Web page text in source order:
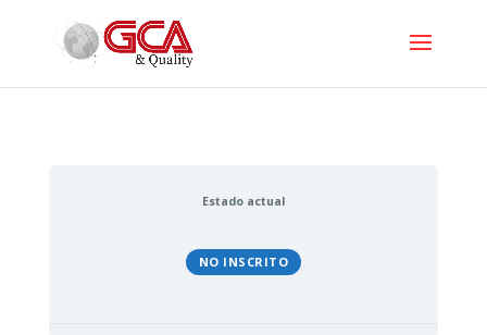
Estado actual
NO INSCRITO